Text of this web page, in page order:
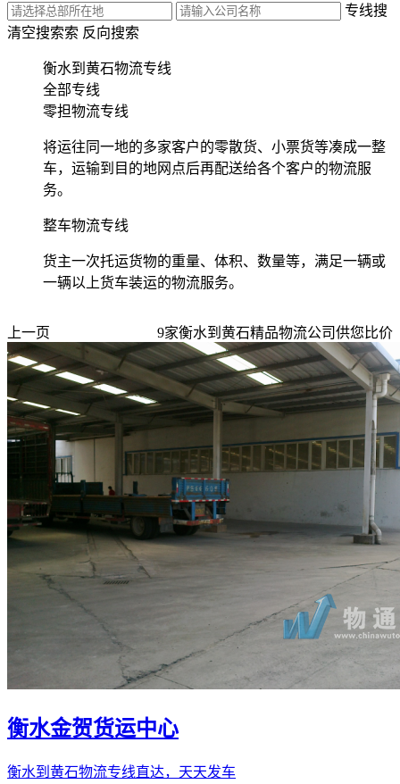
专线搜
索 反向搜索
清空搜索
衡水到黄石物流专线
全部专线
零担物流专线
将运往同一地的多家客户的零散货、小票货等凑成一整
车，运输到目的地网点后再配送给各个客户的物流服
务。
整车物流专线
货主一次托运货物的重量、体积、数量等，满足一辆或
一辆以上货车装运的物流服务。
9家衡水到黄石精品物流公司供您比价
衡水金贺货运中心
衡水到黄石物流专线直达，天天发车
上一页